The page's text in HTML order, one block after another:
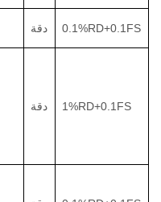
دقة 0.1%RD+0.1FS
دقة 1%RD+0.1FS